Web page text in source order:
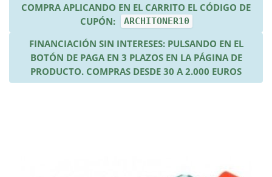
COMPRA APLICANDO EN EL CARRITO EL CÓDIGO DE
CUPÓN:
ARCHITONER10
FINANCIACIÓN SIN INTERESES: PULSANDO EN EL
BOTÓN DE PAGA EN 3 PLAZOS EN LA PÁGINA DE
PRODUCTO. COMPRAS DESDE 30 A 2.000 EUROS